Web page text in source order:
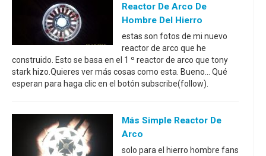
Reactor De Arco De
Hombre Del Hierro
estas son fotos de mi nuevo
reactor de arco que he
construido. Esto se basa en el 1 º reactor de arco que tony
stark hizo.Quieres ver más cosas como esta. Bueno... Qué
esperan para haga clic en el botón subscribe(follow).
Más Simple Reactor De
Arco
solo para el hierro hombre fans